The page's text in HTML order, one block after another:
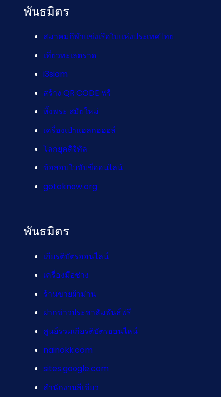
พันธมิตร
สมาคมกีฬาแข่งเรือใบแห่งประเทศไทย
เที่ยวทะเลตราด
i3siam
สร้าง QR CODE ฟรี
หิ้งพระ สมัยใหม่
เครื่องเป่าแอลกอฮอล์
โลกยุคดิจิทัล
ข้อสอบใบขับขี่ออนไลน์
gotoknow.org
พันธมิตร
เกียรติบัตรออนไลน์
เครื่องมือช่าง
ร้านขายผ้าม่าน
ฝากข่าวประชาสัมพันธ์ฟรี
ศูนย์รวมเกียรติบัตรออนไลน์
nainokk.com
sites.google.com
สำนักงานสีเขียว